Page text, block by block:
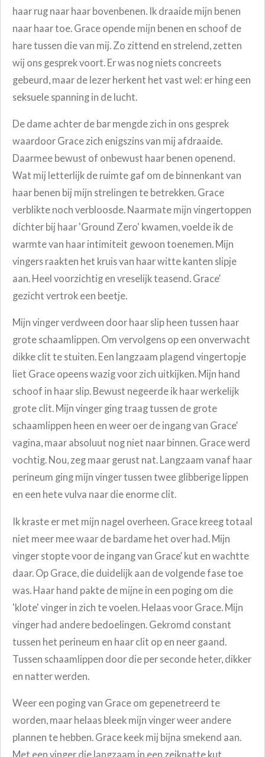
haar rug naar haar bovenbenen. Ik draaide mijn benen
naar haar toe. Grace opende mijn benen en schoof de
hare tussen die van mij. Zo zittend en strelend, zetten
wij ons gesprek voort. Er was nog niets concreets
gebeurd, maar de lezer herkent het vast wel: er hing een
seksuele spanning in de lucht.
De dame achter de bar mengde zich in ons gesprek
waardoor Grace zich enigszins van mij afdraaide.
Daarmee bewust of onbewust haar benen openend.
Wat mij letterlijk de ruimte gaf om de binnenkant van
haar benen bij mijn strelingen te betrekken. Grace
verblikte noch verbloosde. Naarmate mijn vingertoppen
dichter bij haar 'Ground Zero' kwamen, voelde ik de
warmte van haar intimiteit gewoon toenemen. Mijn
vingers raakten het kruis van haar witte kanten slipje
aan. Heel voorzichtig en vreselijk teasend. Grace’
gezicht vertrok een beetje.
Mijn vinger verdween door haar slip heen tussen haar
grote schaamlippen. Om vervolgens op een onverwacht
dikke clit te stuiten. Een langzaam plagend vingertopje
liet Grace opeens wazig voor zich uitkijken. Mijn hand
schoof in haar slip. Bewust negeerde ik haar werkelijk
grote clit. Mijn vinger ging traag tussen de grote
schaamlippen heen en weer oer de ingang van Grace’
vagina, maar absoluut nog niet naar binnen. Grace werd
vochtig. Nou, zeg maar gerust nat. Langzaam vanaf haar
perineum ging mijn vinger tussen twee glibberige lippen
en een hete vulva naar die enorme clit.
Ik kraste er met mijn nagel overheen. Grace kreeg totaal
niet meer mee waar de bardame het over had. Mijn
vinger stopte voor de ingang van Grace’ kut en wachtte
daar. Op Grace, die duidelijk aan de volgende fase toe
was. Haar hand pakte de mijne in een poging om die
'klote' vinger in zich te voelen. Helaas voor Grace. Mijn
vinger had andere bedoelingen. Gekromd constant
tussen het perineum en haar clit op en neer gaand.
Tussen schaamlippen door die per seconde heter, dikker
en natter werden.
Weer een poging van Grace om gepenetreerd te
worden, maar helaas bleek mijn vinger weer andere
plannen te hebben. Grace keek mij bijna smekend aan.
Met een vinger die langzaam in een zeiknatte kut